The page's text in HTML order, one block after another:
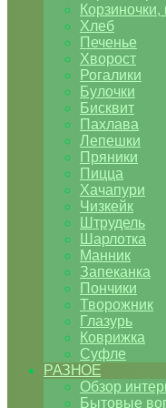
Корзиночки,
Хлеб
Печенье
Хворост
Рогалики
Булочки
Бисквит
Пахлава
Лепешки
Пряники
Пицца
Хачапури
Чизкейк
Штрудель
Шарлотка
Манник
Запеканка
Пончики
Творожник
Глазурь
Коврижка
Суфле
РАЗНОЕ
Обзор
Бытовые